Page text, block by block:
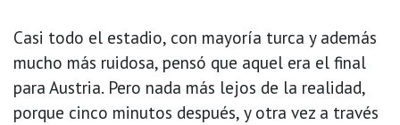
Casi todo el estadio, con mayoría turca y además
mucho más ruidosa, pensó que aquel era el final
para Austria. Pero nada más lejos de la realidad,
porque cinco minutos después, y otra vez a través